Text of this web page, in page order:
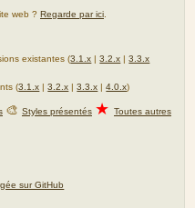
web ? Regarde par ici
existantes (3.1.x |3.2.x |3.3.x
(3.1.x |3.2.x |3.3.x |4.0.x)
🎨 Styles présentés ★ Toutes autres
sur GitHub